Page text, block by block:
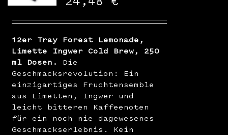
12er Tray Forest Lemonade,
Limette Ingwer Cold Brew, 250
ml Dosen.
Die
Geschmacksrevolution: Ein
einzigartiges Fruchtensemble
aus Limetten, Ingwer und
leicht bitteren Kaffeenoten
für ein noch nie dagewesenes
Geschmackserlebnis. Kein